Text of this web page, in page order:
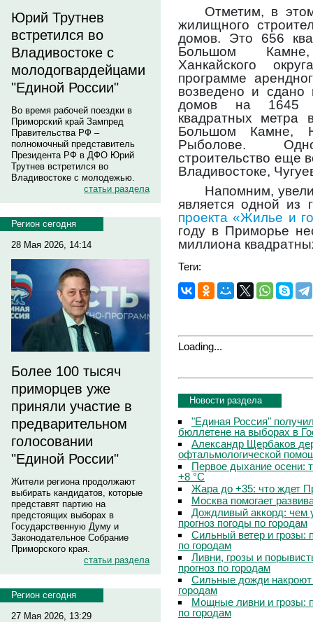
Юрий Трутнев
встретился во
Владивостоке с
молодогвардейцами
"Единой России"
Во время рабочей поездки в
Приморский край Зампред
Правительства РФ –
полномочный представитель
Президента РФ в ДФО Юрий
Трутнев встретился во
Владивостоке с молодежью.
статьи раздела
Регион сегодня
28 Мая 2026, 14:14
Более 100 тысяч
приморцев уже
приняли участие в
предварительном
голосовании
"Единой России"
Жители региона продолжают
выбирать кандидатов, которые
представят партию на
предстоящих выборах в
Государственную Думу и
Законодательное Собрание
Приморского края.
статьи раздела
Регион сегодня
27 Мая 2026, 13:29
Отметим, в
жилищного
домов. Это 656
Большом
Ханкайского
программе
возведено и сдано
домов на 1645
квадратных метра
Большом Камне,
Рыболове.
строительство еще
Владивостоке,
Напомним,
является одной из
проекта «Жилье и
году в Приморье
миллиона
Теги:
Loading...
Новости раздела
"Единая Россия"
бюллетене на выборах в
Александр Щербаков
офтальмологической
Первое дыхание осени:
+8 °C
Жара до +35: что ждет
Москва помогает
Дождливый аккорд: чем
прогноз погоды по городам
Сильный ветер и грозы:
по городам
Ливни, грозы и
прогноз по городам
Сильные дожди
городам
Мощные ливни и грозы:
по городам